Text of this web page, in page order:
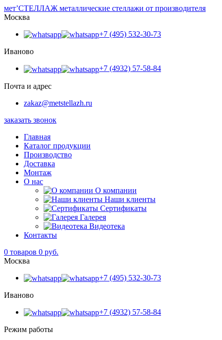
мет’СТЕЛЛАЖ металлические стеллажи от производителя
Москва
+7 (495) 532-30-73
Иваново
+7 (4932) 57-58-84
Почта и адрес
zakaz@metstellazh.ru
заказать звонок
Главная
Каталог продукции
Производство
Доставка
Монтаж
О нас
О компании
Наши клиенты
Сертификаты
Галерея
Видеотека
Контакты
0 товаров 0 руб.
Москва
+7 (495) 532-30-73
Иваново
+7 (4932) 57-58-84
Режим работы